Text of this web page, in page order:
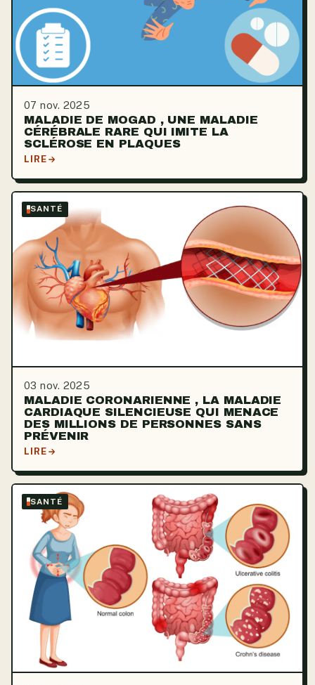
07 nov. 2025
MALADIE DE MOGAD , UNE MALADIE
CÉRÉBRALE RARE QUI IMITE LA
SCLÉROSE EN PLAQUES
LIRE
SANTÉ
03 nov. 2025
MALADIE CORONARIENNE , LA MALADIE
CARDIAQUE SILENCIEUSE QUI MENACE
DES MILLIONS DE PERSONNES SANS
PRÉVENIR
LIRE
SANTÉ